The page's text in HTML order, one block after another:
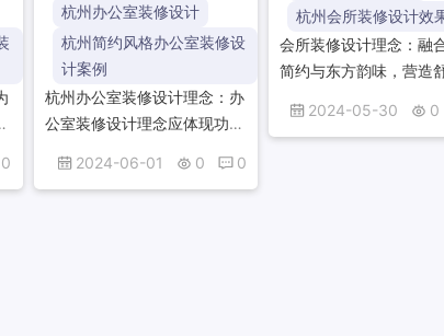
0
杭州办公室装修设计
杭州简约风格办公室装修设
计案例
杭州办公室装修设计理念：办
公室装修设计理念应体现功能
布局的合理性，采用自然采光
2024-06-01 0 0
杭州会所装修设计效
会所装修设计理念：融
简约与东方韵味，营造
运用光影与材质，打造
2024-05-30 0